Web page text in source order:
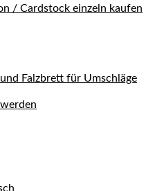
/ Cardstock einzeln kaufen
Falzbrett für Umschläge